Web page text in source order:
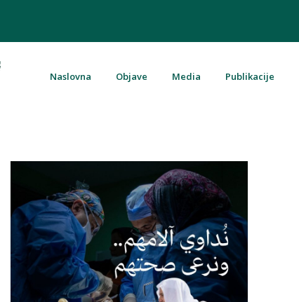
Naslovna Objave Media Publikacije